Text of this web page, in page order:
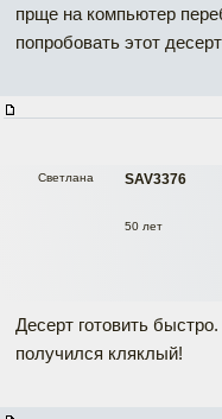
прще на компьютер
попробовать этот
SAV3376
Светлана
50 лет
Десерт готовить
получился кляклый!